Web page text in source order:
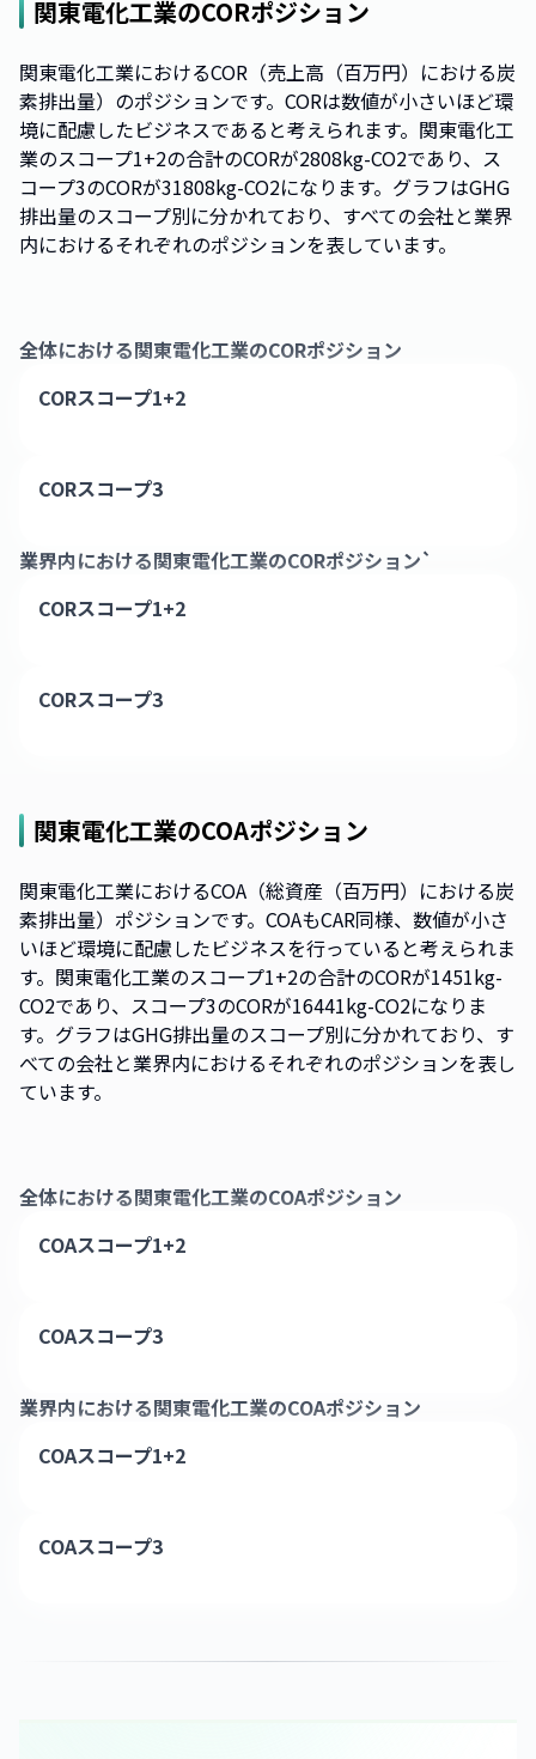
関東電化工業のCORポジション
関東電化工業におけるCOR（売上高（百万円）における炭
素排出量）のポジションです。CORは数値が小さいほど環
境に配慮したビジネスであると考えられます。関東電化工
業のスコープ1+2の合計のCORが2808kg-CO2であり、ス
コープ3のCORが31808kg-CO2になります。グラフはGHG
排出量のスコープ別に分かれており、すべての会社と業界
内におけるそれぞれのポジションを表しています。
全体における関東電化工業のCORポジション
CORスコープ1+2
CORスコープ3
業界内における関東電化工業のCORポジション`
CORスコープ1+2
CORスコープ3
関東電化工業のCOAポジション
関東電化工業におけるCOA（総資産（百万円）における炭
素排出量）ポジションです。COAもCAR同様、数値が小さ
いほど環境に配慮したビジネスを行っていると考えられま
す。関東電化工業のスコープ1+2の合計のCORが1451kg-
CO2であり、スコープ3のCORが16441kg-CO2になりま
す。グラフはGHG排出量のスコープ別に分かれており、す
べての会社と業界内におけるそれぞれのポジションを表し
ています。
全体における関東電化工業のCOAポジション
COAスコープ1+2
COAスコープ3
業界内における関東電化工業のCOAポジション
COAスコープ1+2
COAスコープ3